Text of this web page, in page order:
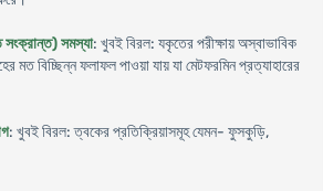
সংক্রান্ত) সমস্যা: খুবই বিরল: যকৃতের পরীক্ষায় অস্বাভাবিক
মত বিচ্ছিন্ন ফলাফল পাওয়া যায় যা মেটফরমিন প্রত্যাহারের
: খুবই বিরল: ত্বকের প্রতিক্রিয়াসমূহ যেমন- ফুসকুড়ি,